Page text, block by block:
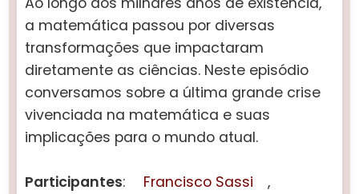
a matemática passou por diversas
transformações que impactaram
diretamente as ciências. Neste episódio
conversamos sobre a última grande crise
vivenciada na matemática e suas
implicações para o mundo atual.
Participantes: Francisco Sassi
,